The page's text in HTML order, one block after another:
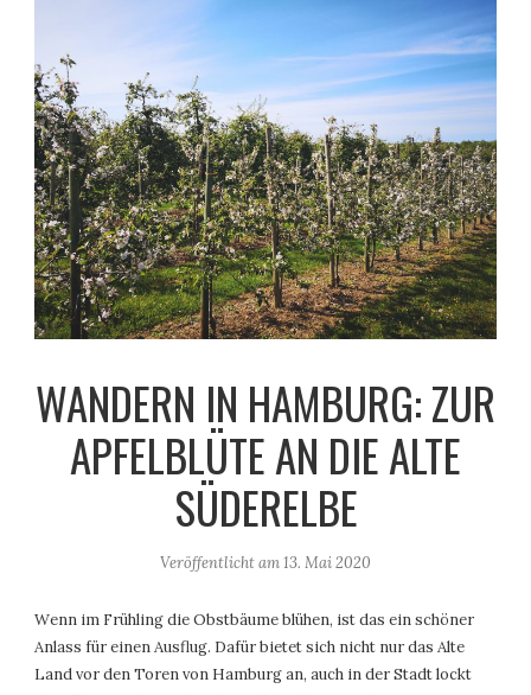
WANDERN IN HAMBURG: ZUR
APFELBLÜTE AN DIE ALTE
SÜDERELBE
Veröffentlicht am 13. Mai 2020
Wenn im Frühling die Obstbäume blühen, ist das ein schöner
Anlass für einen Ausflug. Dafür bietet sich nicht nur das Alte
Land vor den Toren von Hamburg an, auch in der Stadt lockt